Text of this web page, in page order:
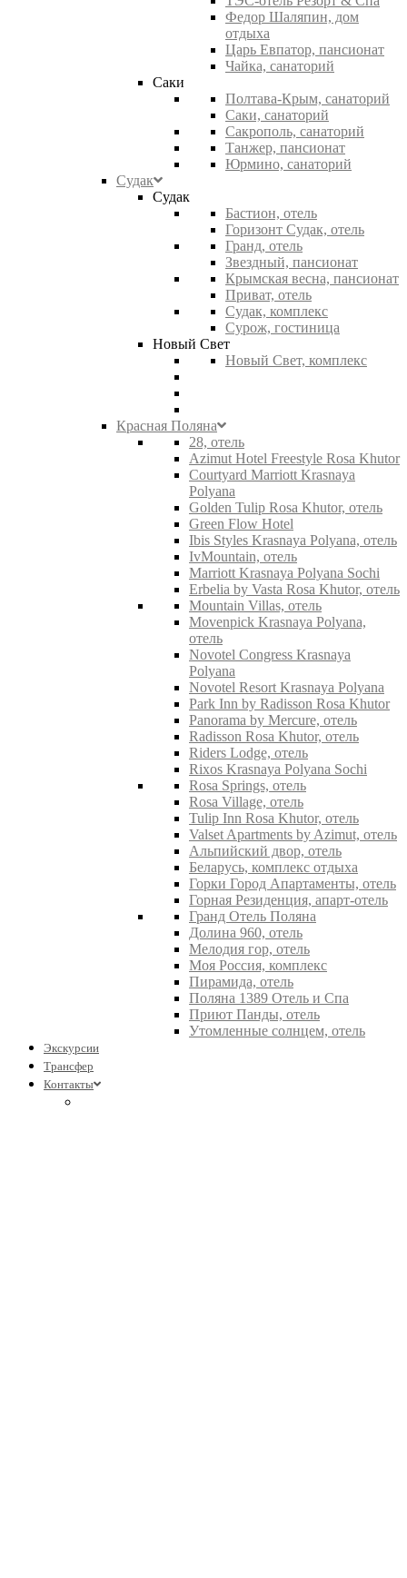
Федор Шаляпин, дом
отдыха
Царь Евпатор, пансионат
Чайка, санаторий
Саки
Полтава-Крым, санаторий
Саки, санаторий
Сакрополь, санаторий
Танжер, пансионат
Юрмино, санаторий
Судак
Судак
Бастион, отель
Горизонт Судак, отель
Гранд, отель
Звездный, пансионат
Крымская весна, пансионат
Приват, отель
Судак, комплекс
Сурож, гостиница
Новый Свет
Новый Свет, комплекс
Красная Поляна
28, отель
Azimut Hotel Freestyle Rosa Khutor
Courtyard Marriott Krasnaya
Polyana
Golden Tulip Rosa Khutor, отель
Green Flow Hotel
Ibis Styles Krasnaya Polyana, отель
IvMountain, отель
Marriott Krasnaya Polyana Sochi
Erbelia by Vasta Rosa Khutor, отель
Mountain Villas, отель
Movenpick Krasnaya Polyana,
отель
Novotel Congress Krasnaya
Polyana
Novotel Resort Krasnaya Polyana
Park Inn by Radisson Rosa Khutor
Panorama by Mercure, отель
Radisson Rosa Khutor, отель
Riders Lodge, отель
Rixos Krasnaya Polyana Sochi
Rosa Springs, отель
Rosa Village, отель
Tulip Inn Rosa Khutor, отель
Valset Apartments by Azimut, отель
Альпийский двор, отель
Беларусь, комплекс отдыха
Горки Город Апартаменты, отель
Горная Резиденция, апарт-отель
Гранд Отель Поляна
Долина 960, отель
Мелодия гор, отель
Моя Россия, комплекс
Пирамида, отель
Поляна 1389 Отель и Спа
Приют Панды, отель
Утомленные солнцем, отель
Экскурсии
Трансфер
Контакты